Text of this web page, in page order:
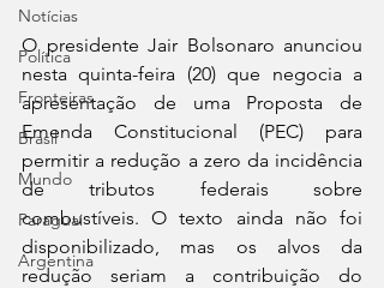
Notícias
Política
Fronteiras
Brasil
Mundo
Paraguai
Argentina
O presidente Jair Bolsonaro anunciou
nesta quinta-feira (20) que negocia a
apresentação de uma Proposta de
Emenda Constitucional (PEC) para
permitir a redução a zero da incidência
de tributos federais sobre
combustíveis. O texto ainda não foi
disponibilizado, mas os alvos da
redução seriam a contribuição do